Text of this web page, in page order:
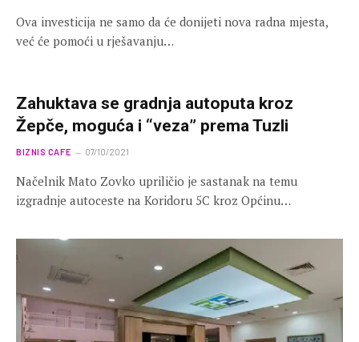
Ova investicija ne samo da će donijeti nova radna mjesta,
već će pomoći u rješavanju…
Zahuktava se gradnja autoputa kroz
Žepče, moguća i “veza” prema Tuzli
BIZNIS CAFE 07/10/2021
Načelnik Mato Zovko upriličio je sastanak na temu
izgradnje autoceste na Koridoru 5C kroz Općinu…